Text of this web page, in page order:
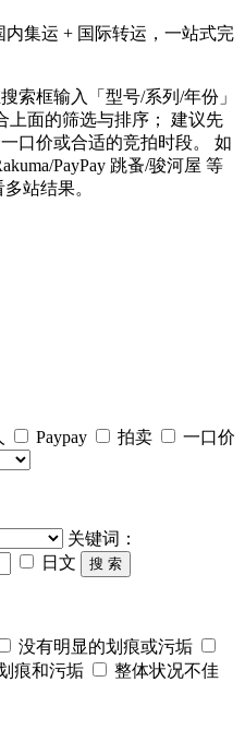
内集运 + 国际转运，一站式完
索框输入「型号/系列/年份」
上面的筛选与排序； 建议先
口价或合适的竞拍时段。 如
PayPay 跳蚤/骏河屋 等
站结果。
Paypay 拍卖 一口价
关键词：
日文
搜 索
没有明显的划痕或污垢
痕和污垢 整体状况不佳